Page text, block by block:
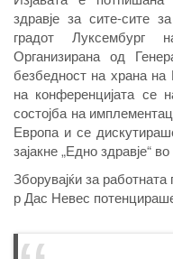
здравје за сите-сите
градот
Организирана од
безбедност на храна на
на конференцијата се
состојба на
Европа и се
зајакне „Едно здравје“
Зборувајќи за
р Дас Невес